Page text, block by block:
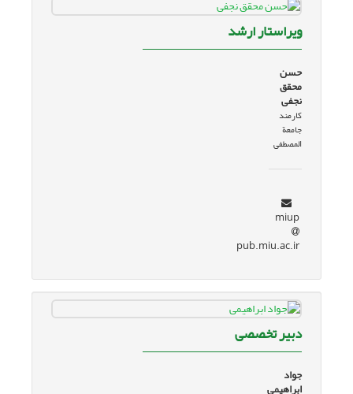
ویراستار ارشد
حسن
محقق
نجفی
کارمند
جامعة
المصطفی
miup
pub.miu.ac.ir
دبیر تخصصی
جواد
ابراهیمی